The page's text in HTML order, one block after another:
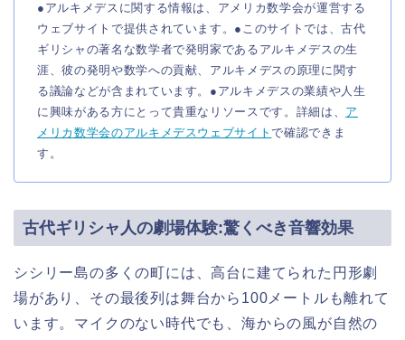
●アルキメデスに関する情報は、アメリカ数学会が運営する
ウェブサイトで提供されています。●このサイトでは、古代
ギリシャの著名な数学者で発明家であるアルキメデスの生
涯、彼の発明や数学への貢献、アルキメデスの原理に関す
る議論などが含まれています。●アルキメデスの業績や人生
に興味がある方にとって貴重なリソースです。詳細は、 ア
メリカ数学会のアルキメデスウェブサイトで確認できま
す。
古代ギリシャ人の劇場体験:驚くべき音響効果
シシリー島の多くの町には、高台に建てられた円形劇
場があり、その最後列は舞台から100メートルも離れて
います。マイクのない時代でも、海からの風が自然の